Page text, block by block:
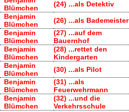
Blümchen
(24) ...als Detektiv
Benjamin
Blümchen
(26) ...als Bademeister
Benjamin
Blümchen
(27) ...auf dem
Bauernhof
Benjamin
Blümchen
(28) ...rettet den
Kindergarten
Benjamin
Blümchen
(30) ...als Pilot
Benjamin
Blümchen
(31) ...als
Feuerwehrmann
Benjamin
Blümchen
(32) ...und die
Verkehrsschule